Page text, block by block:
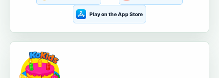
Play on the App Store